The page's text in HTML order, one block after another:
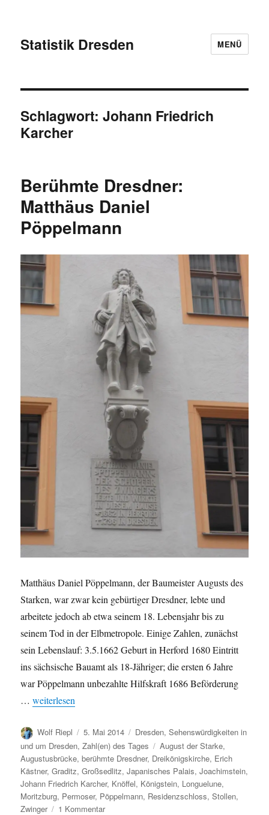
Statistik Dresden MENÜ
Schlagwort:Johann Friedrich
Karcher
Berühmte Dresdner:
Matthäus Daniel
Pöppelmann
Matthäus Daniel Pöppelmann, der Baumeister Augusts des
Starken, war zwar kein gebürtiger Dresdner, lebte und
arbeitete jedoch ab etwa seinem 18. Lebensjahr bis zu
seinem Tod in der Elbmetropole. Einige Zahlen, zunächst
sein Lebenslauf: 3.5.1662 Geburt in Herford 1680 Eintritt
ins sächsische Bauamt als 18-Jähriger; die ersten 6 Jahre
war Pöppelmann unbezahlte Hilfskraft 1686 Beförderung
…„Berühmte Dresdner: Matthäus Daniel Pöppelmann“
weiterlesen
Autor
Wolf Riepl
Veröffentlicht
am
5. Mai 2014 Kategorien
Dresden,Sehenswürdigkeiten in
und um Dresden,Zahl(en) des Tages Schlagwörter
August der Starke,
Augustusbrücke,berühmte Dresdner, Dreikönigskirche, Erich
Kästner,Graditz,Großsedlitz,Japanisches Palais,Joachimstein,
Johann Friedrich Karcher, Knöffel, Königstein, Longuelune,
Moritzburg, Permoser, Pöppelmann, Residenzschloss,Stollen,
Zwinger
1 Kommentarzu